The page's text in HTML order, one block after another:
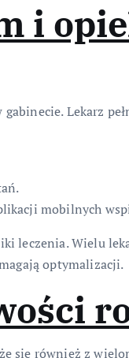
i
Lekarz
mobilnych
leczenia. Wielu
optymalizacji.
się również z